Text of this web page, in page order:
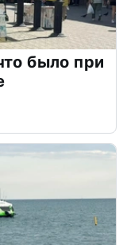
было при